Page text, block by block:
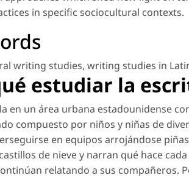
in specific sociocultural contexts.
writing studies, writing studies in
estudiar la
en un área urbana estadounidense
compuesto por niños y niñas de
en equipos arrojándose
de nieve y narran qué hace
relatando a sus compañeros.